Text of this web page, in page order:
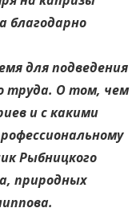
благодарно
для подведения
труда. О том, чем
и с какими
Рыбницкого
природных